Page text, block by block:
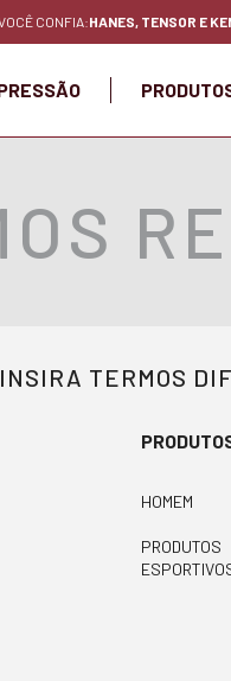
CONFIA:HANES, TENSOR E
TERMOS
HOMEM
PRODUTOS